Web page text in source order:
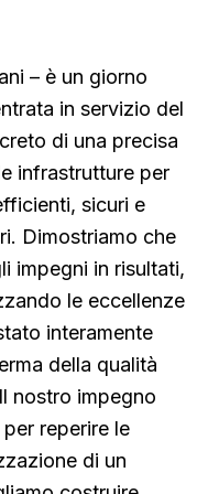
– è un giorno
in servizio del
di una precisa
infrastrutture per
sicuri e
Dimostriamo che
impegni in risultati,
le eccellenze
interamente
della qualità
nostro impegno
reperire le
di un